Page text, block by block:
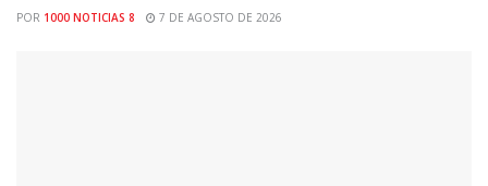
POR 1000 NOTICIAS 8 7 DE AGOSTO DE 2026